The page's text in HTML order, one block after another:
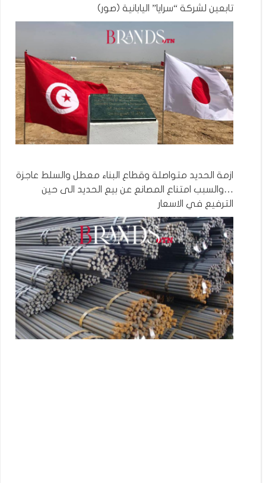
تابعين لشركة “سرايا” اليابانية (صور)
ازمة الحديد متواصلة وقطاع البناء معطل والسلط عاجزة
…والسبب امتناع المصانع عن بيع الحديد الى حين
الترفيع في الاسعار